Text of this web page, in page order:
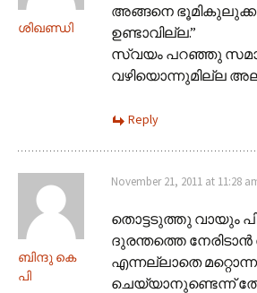
ശിഖണ്ഡി
അങ്ങനെ
ഉണ്ടാവില്ല.”
സ്വയം പറഞ്ഞു
വഴിയൊന്നുമില്ല
Reply
ബിന്ദു കെ
പി
November 21, 2011 at 11:28
തൊട്ടടുത്തു വായും
ദുരന്തത്തെ
എന്നല്ലാതെ
ചെയ്യാനുണ്ടെന്ന്